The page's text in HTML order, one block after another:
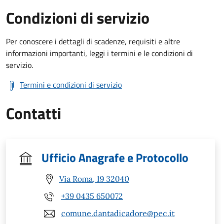
Condizioni di servizio
Per conoscere i dettagli di scadenze, requisiti e altre
informazioni importanti, leggi i termini e le condizioni di
servizio.
Termini e condizioni di servizio
Contatti
Ufficio Anagrafe e Protocollo
Via Roma, 19 32040
+39 0435 650072
comune.dantadicadore@pec.it